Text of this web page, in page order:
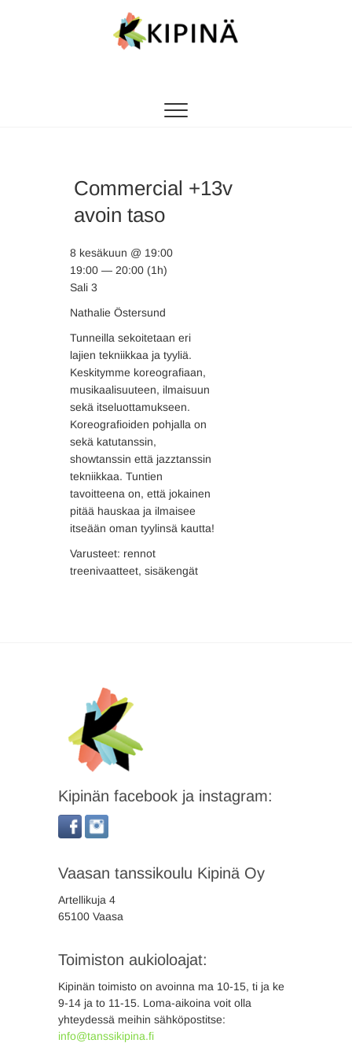
Commercial +13v
avoin taso
Tunneilla sekoitetaan eri
lajien tekniikkaa ja tyyliä.
Keskitymme koreografiaan,
musikaalisuuteen, ilmaisuun
sekä itseluottamukseen.
Koreografioiden pohjalla on
sekä katutanssin,
showtanssin että jazztanssin
tekniikkaa. Tuntien
tavoitteena on, että jokainen
pitää hauskaa ja ilmaisee
itseään oman tyylinsä kautta!
Varusteet: rennot
treenivaatteet, sisäkengät
8 kesäkuun @ 19:00
19:00 — 20:00 (1h)
Sali 3
Nathalie Östersund
Kipinän facebook ja instagram:
Vaasan tanssikoulu Kipinä Oy
Artellikuja 4
65100 Vaasa
Toimiston aukioloajat:
Kipinän toimisto on avoinna ma 10-15, ti ja ke
9-14 ja to 11-15. Loma-aikoina voit olla
yhteydessä meihin sähköpostitse:
info@tanssikipina.fi